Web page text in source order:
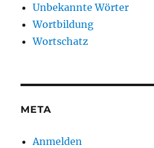
Unbekannte Wörter
Wortbildung
Wortschatz
META
Anmelden